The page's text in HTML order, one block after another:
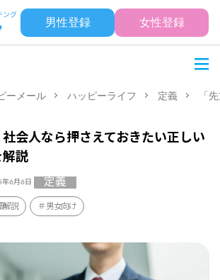
男性登録 女性登録
ーメール ハッピーライフ 定義 「
社会人なら押さえておきたい正しい
解説
6月6日 定義
解説 男女向け